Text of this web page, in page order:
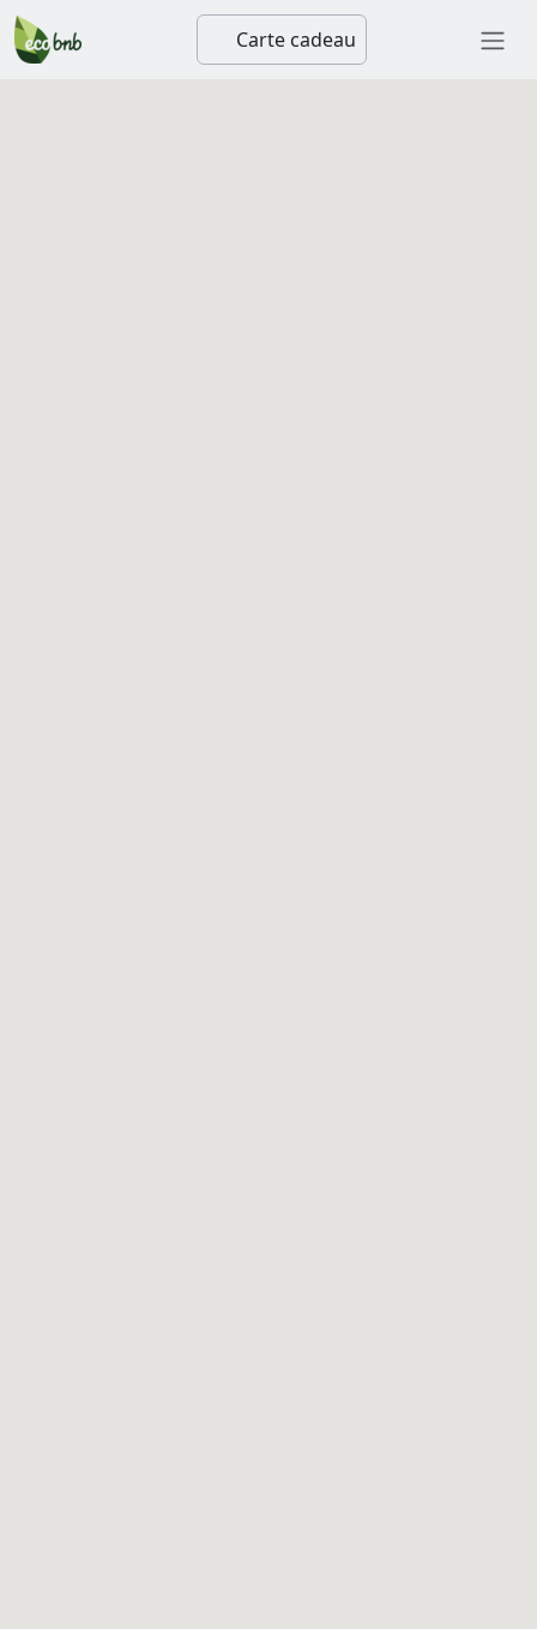
Carte cadeau